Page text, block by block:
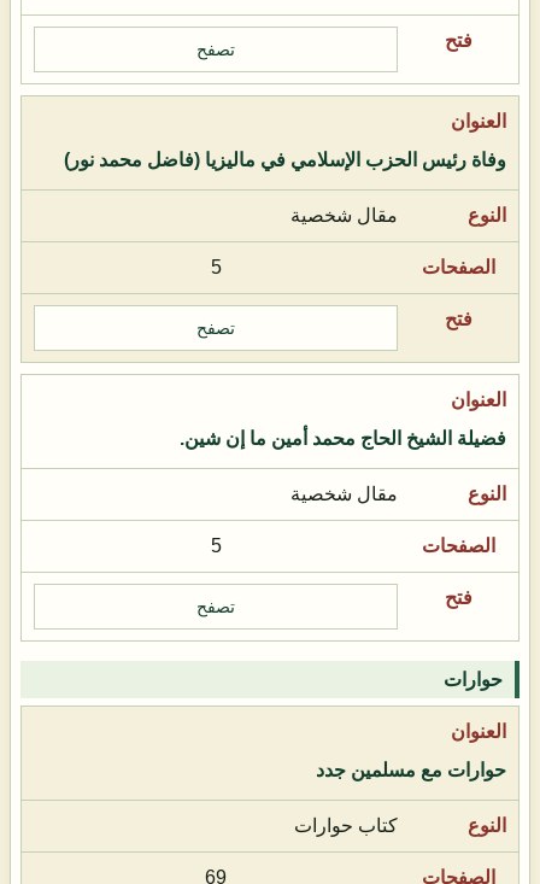
تصفح
وفاة رئيس الحزب الإسلامي في ماليزيا (فاضل محمد نور)
مقال شخصية
5
تصفح
فضيلة الشيخ الحاج محمد أمين ما إن شين.
مقال شخصية
5
تصفح
حوارات
حوارات مع مسلمين جدد
كتاب حوارات
69